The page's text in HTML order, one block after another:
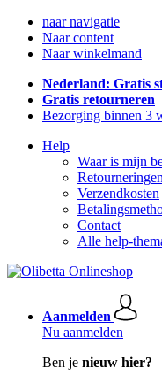
naar navigatie
Naar content
Naar winkelmand
Nederland: Gratis
Gratis retourneren
Bezorging binnen 3
Help
Waar is mijn
Retourneringen
Verzendkosten
Contact
Alle help-
Aanmelden
Nu aanmelden
Ben je nieuw hier?